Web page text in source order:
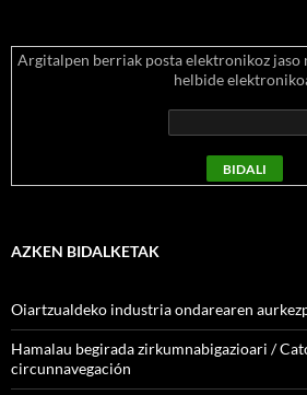
Argitalpen berriak posta elektronikoz jaso
helbide
AZKEN BIDALKETAK
Oiartzualdeko industria ondarearen
Hamalau begirada zirkumnabigazioari /
circunnavegación